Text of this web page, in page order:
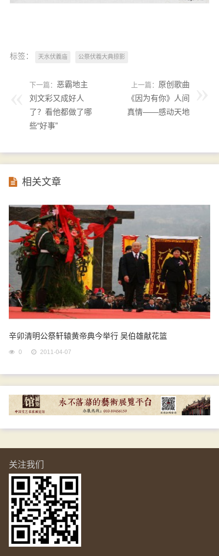
标签： 天水伏義庙 公祭伏羲大典掠影
下一篇： 恶霸地主
刘文彩又成好人
了？看他都做了哪
些“好事”
上一篇： 原创歌曲
《因为有你》人间
真情——感动天地
相关文章
辛卯清明公祭轩辕黄帝典今举行 吴伯雄献花篮
0 2011-04-07
关注我们